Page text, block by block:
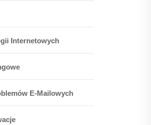
Internetowych
E-Mailowych